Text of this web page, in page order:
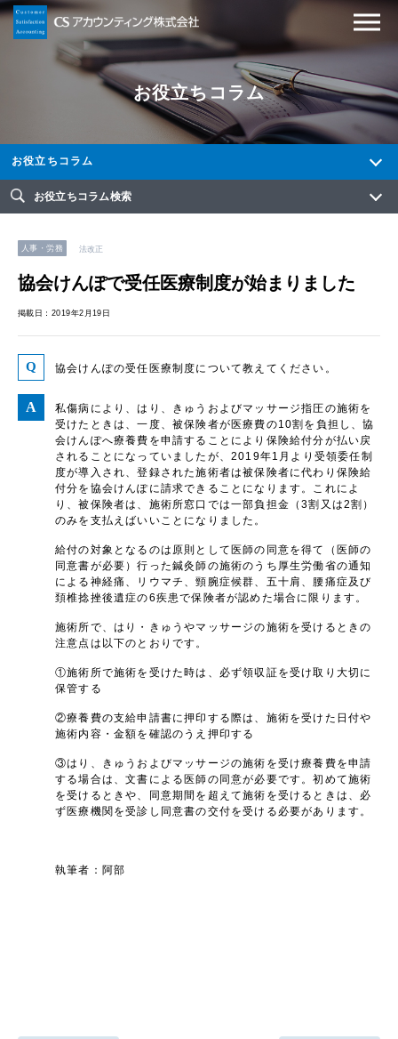
お役立ちコラム
お役立ちコラム
お役立ちコラム検索
人事・労務 法改正
協会けんぽで受任医療制度が始まりました
掲載日：2019年2月19日
協会けんぽの受任医療制度について教えてください。
私傷病により、はり、きゅうおよびマッサージ指圧の施術を
受けたときは、一度、被保険者が医療費の10割を負担し、協
会けんぽへ療養費を申請することにより保険給付分が払い戻
されることになっていましたが、2019年1月より受領委任制
度が導入され、登録された施術者は被保険者に代わり保険給
付分を協会けんぽに請求できることになります。これによ
り、被保険者は、施術所窓口では一部負担金（3割又は2割）
のみを支払えばいいことになりました。
給付の対象となるのは原則として医師の同意を得て（医師の
同意書が必要）行った鍼灸師の施術のうち厚生労働省の通知
による神経痛、リウマチ、頸腕症候群、五十肩、腰痛症及び
頚椎捻挫後遺症の6疾患で保険者が認めた場合に限ります。
施術所で、はり・きゅうやマッサージの施術を受けるときの
注意点は以下のとおりです。
①施術所で施術を受けた時は、必ず領収証を受け取り大切に
保管する
②療養費の支給申請書に押印する際は、施術を受けた日付や
施術内容・金額を確認のうえ押印する
③はり、きゅうおよびマッサージの施術を受け療養費を申請
する場合は、文書による医師の同意が必要です。初めて施術
を受けるときや、同意期間を超えて施術を受けるときは、必
ず医療機関を受診し同意書の交付を受ける必要があります。
執筆者：阿部